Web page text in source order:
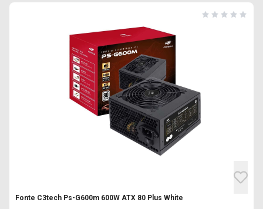
Fonte C3tech Ps-G600m 600W ATX 80 Plus White